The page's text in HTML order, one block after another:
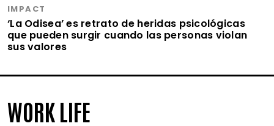
IMPACT
‘La Odisea’ es retrato de heridas psicológicas
que pueden surgir cuando las personas violan
sus valores
WORK LIFE